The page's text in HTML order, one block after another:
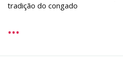
tradição do congado